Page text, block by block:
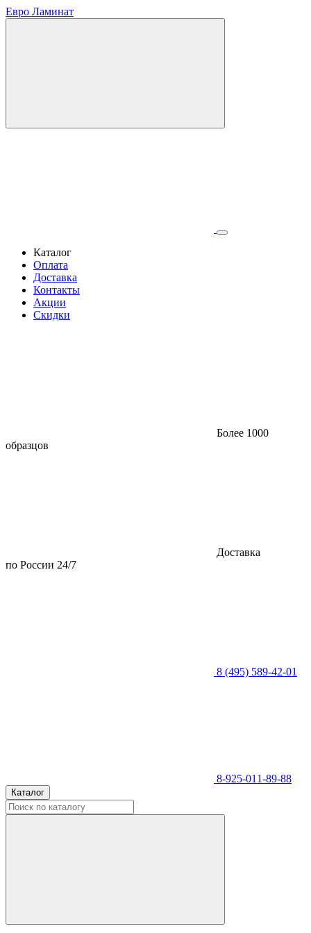
Евро Ламинат
Каталог
Оплата
Доставка
Контакты
Акции
Скидки
Более 1000
образцов
Доставка
по России 24/7
8 (495) 589-42-01
8-925-011-89-88
Каталог